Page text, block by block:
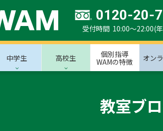
0120-20-
受付時間 10:00～22:00(
中学生 高校生
個別指導
WAMの特徴
オン
教室ブ